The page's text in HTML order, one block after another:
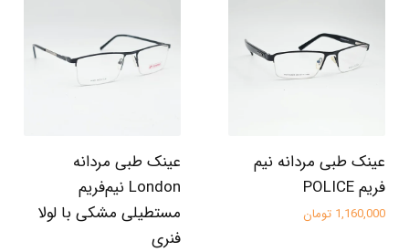
عینک طبی مردانه نیم
فریم POLICE
1,160,000 تومان
عینک طبی مردانه
London نیم‌فریم
مستطیلی مشکی با لولا
فنری